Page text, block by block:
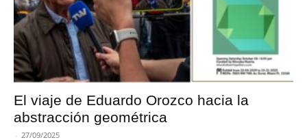
El viaje de Eduardo Orozco hacia la
abstracción geométrica
- 27/09/2025